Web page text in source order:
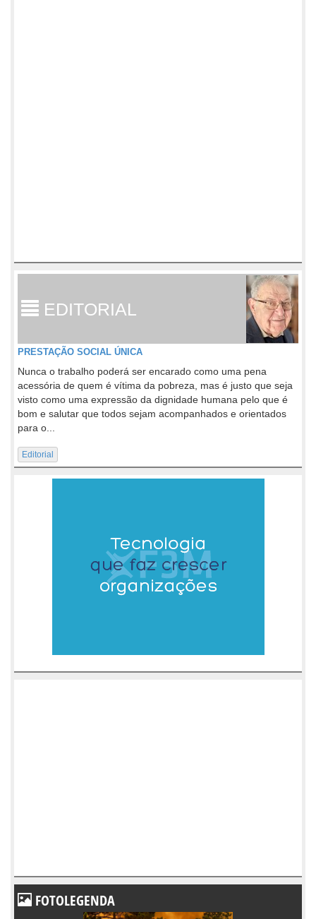
EDITORIAL
PRESTAÇÃO SOCIAL ÚNICA
Nunca o trabalho poderá ser encarado como uma pena
acessória de quem é vítima da pobreza, mas é justo que seja
visto como uma expressão da dignidade humana pelo que é
bom e salutar que todos sejam acompanhados e orientados
para o...
Editorial
FOTOLEGENDA